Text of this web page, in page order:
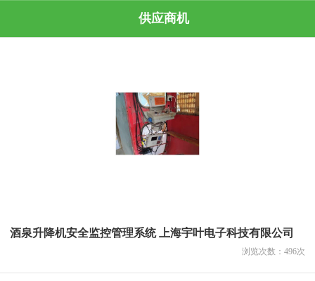
供应商机
酒泉升降机安全监控管理系统 上海宇叶电子科技有限公司
浏览次数： 496次